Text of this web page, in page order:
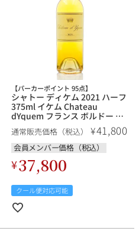
【パーカーポイント 95点】
シャトー ディケム 2021 ハーフ
375ml イケム Chateau
dYquem フランス ボルドー 甘
口ワイン 白ワイン
通常販売価格（税込） ¥41,800
会員メンバー価格（税込）
¥37,800
クール便対応可能